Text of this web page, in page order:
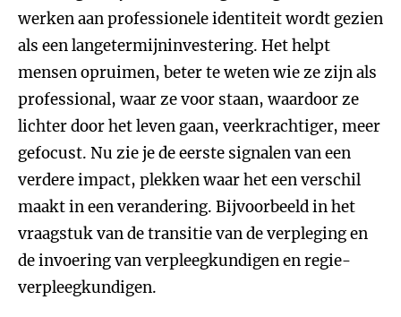
werken aan professionele identiteit wordt gezien
als een langetermijninvestering. Het helpt
mensen opruimen, beter te weten wie ze zijn als
professional, waar ze voor staan, waardoor ze
lichter door het leven gaan, veerkrachtiger, meer
gefocust. Nu zie je de eerste signalen van een
verdere impact, plekken waar het een verschil
maakt in een verandering. Bijvoorbeeld in het
vraagstuk van de transitie van de verpleging en
de invoering van verpleegkundigen en regie-
verpleegkundigen.